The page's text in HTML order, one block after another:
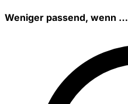
Weniger passend, wenn …